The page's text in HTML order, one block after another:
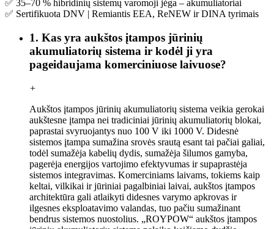
✅ 35–70 % hibridinių sistemų varomoji jėga – akumuliatoriai
✅ Sertifikuota DNV | Remiantis EEA, ReNEW ir DINA tyrimais
1. Kas yra aukštos įtampos jūrinių
akumuliatorių sistema ir kodėl ji yra
pageidaujama komerciniuose laivuose?
+
Aukštos įtampos jūrinių akumuliatorių sistema veikia gerokai
aukštesne įtampa nei tradiciniai jūrinių akumuliatorių blokai,
paprastai svyruojantys nuo 100 V iki 1000 V. Didesnė
sistemos įtampa sumažina srovės srautą esant tai pačiai galiai,
todėl sumažėja kabelių dydis, sumažėja šilumos gamyba,
pagerėja energijos vartojimo efektyvumas ir supaprastėja
sistemos integravimas. Komerciniams laivams, tokiems kaip
keltai, vilkikai ir jūriniai pagalbiniai laivai, aukštos įtampos
architektūra gali atlaikyti didesnes varymo apkrovas ir
ilgesnes eksploatavimo valandas, tuo pačiu sumažinant
bendrus sistemos nuostolius. „ROYPOW“ aukštos įtampos